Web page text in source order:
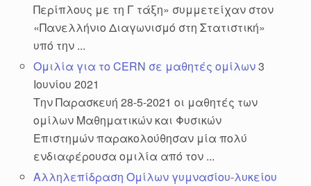
Περίπλους με τη Γ τάξη» συμμετείχαν στον
«Πανελλήνιο Διαγωνισμό στη Στατιστική»
υπό την ...
Ομιλία για το CERN σε μαθητές ομίλων3
Ιουνίου 2021
Την Παρασκευή 28-5-2021 οι μαθητές των
ομίλων Μαθηματικών και Φυσικών
Επιστημών παρακολούθησαν μία πολύ
ενδιαφέρουσα ομιλία από τον ...
Αλληλεπίδραση Ομίλων γυμνασίου-λυκείου